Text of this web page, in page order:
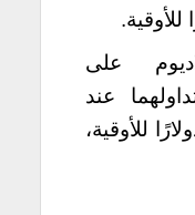
على
عند
دولارًا و946.12 دولارًا للأوقية،